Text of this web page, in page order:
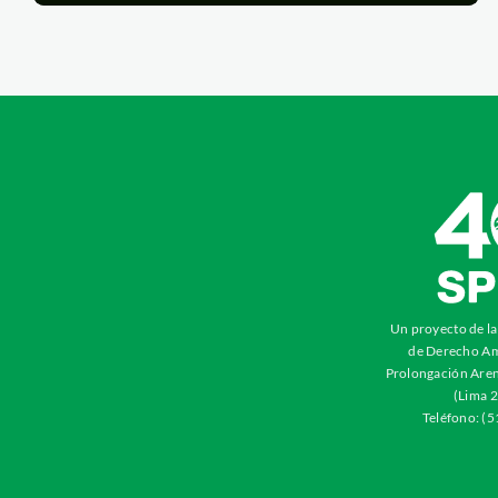
Un proyecto de
de Derecho
Prolongación
(Lima
Teléfono: